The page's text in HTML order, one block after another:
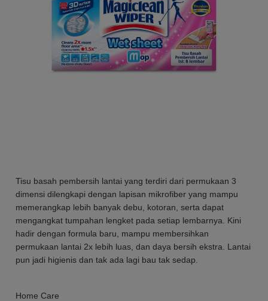
Tisu basah pembersih lantai yang terdiri dari permukaan 3
dimensi dilengkapi dengan lapisan mikrofiber yang mampu
memerangkap lebih banyak debu, kotoran, serta dapat
mengangkat tumpahan lengket pada setiap lembarnya. Kini
hadir dengan formula baru, mampu membersihkan
permukaan lantai 2x lebih luas, dan daya bersih ekstra. Lantai
pun jadi higienis dan tak ada lagi bau tak sedap.
Home Care